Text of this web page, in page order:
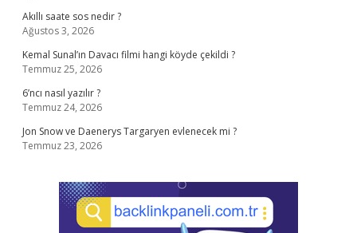
Akıllı saate sos nedir ?
Ağustos 3, 2026
Kemal Sunal’ın Davacı filmi hangi köyde çekildi ?
Temmuz 25, 2026
6’ncı nasıl yazılır ?
Temmuz 24, 2026
Jon Snow ve Daenerys Targaryen evlenecek mi ?
Temmuz 23, 2026